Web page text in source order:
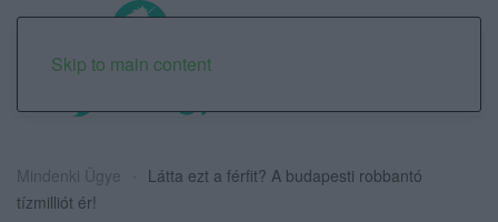
Skip to main content
Mindenki Ügye
Látta ezt a férfit? A budapesti robbantó
tízmilliót ér!